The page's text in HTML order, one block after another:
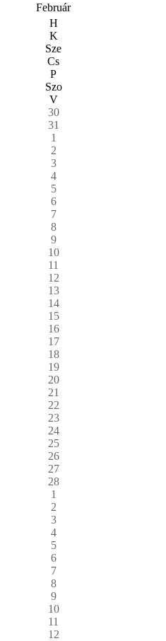
Február
H
K
Sze
Cs
P
Szo
V
30
31
1
2
3
4
5
6
7
8
9
10
11
12
13
14
15
16
17
18
19
20
21
22
23
24
25
26
27
28
1
2
3
4
5
6
7
8
9
10
11
12